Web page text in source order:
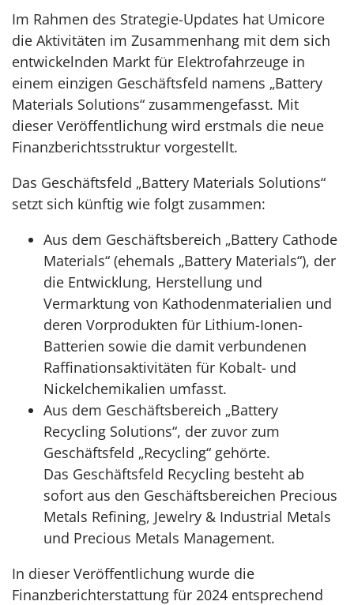
Im Rahmen des Strategie-Updates hat Umicore
die Aktivitäten im Zusammenhang mit dem sich
entwickelnden Markt für Elektrofahrzeuge in
einem einzigen Geschäftsfeld namens „Battery
Materials Solutions“ zusammengefasst. Mit
dieser Veröffentlichung wird erstmals die neue
Finanzberichtsstruktur vorgestellt.
Das Geschäftsfeld „Battery Materials Solutions“
setzt sich künftig wie folgt zusammen:
Aus dem Geschäftsbereich „Battery Cathode
Materials“ (ehemals „Battery Materials“), der
die Entwicklung, Herstellung und
Vermarktung von Kathodenmaterialien und
deren Vorprodukten für Lithium-Ionen-
Batterien sowie die damit verbundenen
Raffinationsaktivitäten für Kobalt- und
Nickelchemikalien umfasst.
Aus dem Geschäftsbereich „Battery
Recycling Solutions“, der zuvor zum
Geschäftsfeld „Recycling“ gehörte.
Das Geschäftsfeld Recycling besteht ab
sofort aus den Geschäftsbereichen Precious
Metals Refining, Jewelry & Industrial Metals
und Precious Metals Management.
In dieser Veröffentlichung wurde die
Finanzberichterstattung für 2024 entsprechend